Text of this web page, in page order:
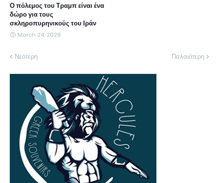
Ο πόλεμος του Τραμπ είναι ένα
δώρο για τους
σκληροπυρηνικούς του Ιράν
March 24, 2026
Νεότερη Παλαιότερη